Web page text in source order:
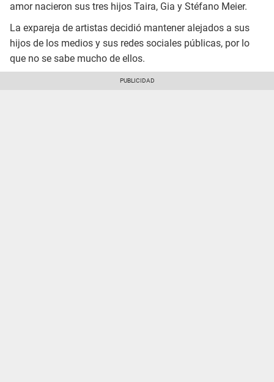
amor nacieron sus tres hijos Taira, Gia y Stéfano Meier.
La expareja de artistas decidió mantener alejados a sus
hijos de los medios y sus redes sociales públicas, por lo
que no se sabe mucho de ellos.